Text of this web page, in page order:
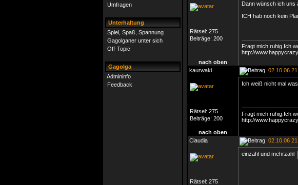
Umfragen
Unterhaltung
Spiel, Spaß, Spannung
Gagolganer unter sich
Off-Topic
Gagolga
Admininfo
Feedback
Rätsel: 275
Beiträge: 200
Dann wünsch ich uns
ICH hab noch kein
Fragt mich ruhig.Ich
http://
nach oben
kaurwaki
02.10.06
Rätsel: 275
Beiträge: 200
Ich weiß nicht mal
Fragt mich ruhig.Ich
http://
nach oben
Claudia
02.10.06
Rätsel: 275
einzahl und mehrzahl